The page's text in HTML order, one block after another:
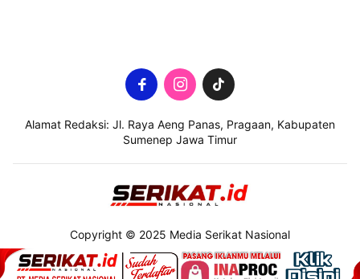
Alamat Redaksi: Jl. Raya Aeng Panas, Pragaan, Kabupaten
Sumenep Jawa Timur
Copyright © 2025 Media Serikat Nasional